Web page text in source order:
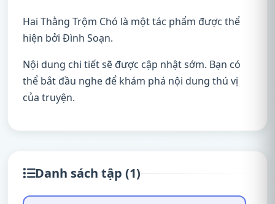
Hai Thằng Trộm Chó là một tác phẩm được thể
hiện bởi Đình Soạn.
Nội dung chi tiết sẽ được cập nhật sớm. Bạn có
thể bắt đầu nghe để khám phá nội dung thú vị
của truyện.
Danh sách tập (1)